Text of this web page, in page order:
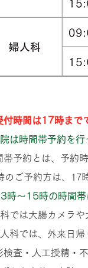
時間は17時まで
は時間帯予約を行
帯予約とは、予約
のご予約方は、17
時～15時の時間帯
では大腸カメラや
科では、外来日
検査・人工授精・